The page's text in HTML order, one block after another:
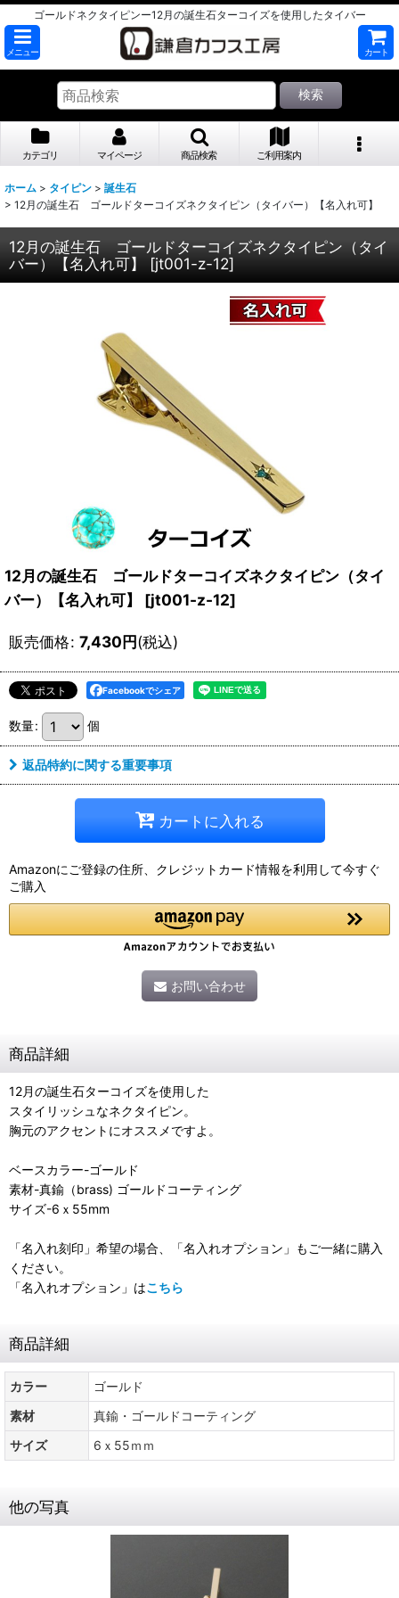
ゴールドネクタイピンー12月の誕生石ターコイズを使用したタイバー
メニュー カート
検索
カテゴリ マイページ 商品検索 ご利用案内
ホーム > タイピン > 誕生石
> 12月の誕生石 ゴールドターコイズネクタイピン（タイバー）【名入れ可】
12月の誕生石 ゴールドターコイズネクタイピン（タイ
バー）【名入れ可】
[jt001-z-12]
12月の誕生石 ゴールドターコイズネクタイピン（タイ
バー）【名入れ可】
[jt001-z-12]
販売価格: 7,430円(税込)
Facebookでシェア
数量: 個
返品特約に関する重要事項
カートに入れる
Amazonにご登録の住所、クレジットカード情報を利用して今すぐ
ご購入
お問い合わせ
商品詳細
12月の誕生石ターコイズを使用した
スタイリッシュなネクタイピン。
胸元のアクセントにオススメですよ。
ベースカラー-ゴールド
素材-真鍮（brass) ゴールドコーティング
サイズ-6ｘ55mm
「名入れ刻印」希望の場合、「名入れオプション」もご一緒に購入
ください。
「名入れオプション」はこちら
商品詳細
カラー
ゴールド
素材
真鍮・ゴールドコーティング
サイズ
6ｘ55ｍｍ
他の写真